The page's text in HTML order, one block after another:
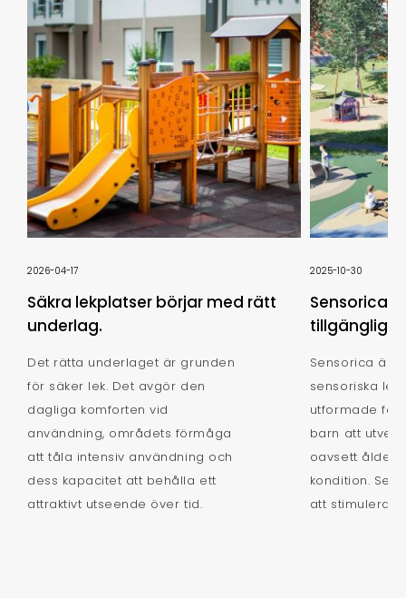
2026-04-17
Säkra lekplatser börjar med rätt
underlag.
Det rätta underlaget är grunden
för säker lek. Det avgör den
dagliga komforten vid
användning, områdets förmåga
att tåla intensiv användning och
dess kapacitet att behålla ett
attraktivt utseende över tid.
2025-10-30
Sensorica:
Sensorica är
sensoriska
utformade för
barn att
oavsett ålder,
kondition.
att stimulera